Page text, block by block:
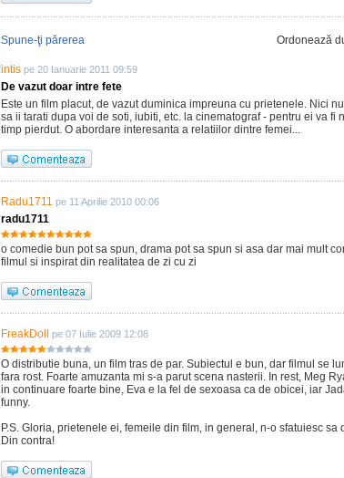
Spune-ţi părerea Ordonează
intis pe 20 Ianuarie 2011 09:59
De vazut doar intre fete
Este un film placut, de vazut duminica impreuna cu prietenele. Nici
sa ii tarati dupa voi de soti, iubiti, etc. la cinematograf - pentru ei va fi
timp pierdut. O abordare interesanta a relatiilor dintre femei...
Radu1711 pe 11 Aprilie 2010 00:06
radu1711
o comedie bun pot sa spun, drama pot sa spun si asa dar mai mult
filmul si inspirat din realitatea de zi cu zi
FreakDoll pe 07 Iulie 2009 12:08
O distributie buna, un film tras de par. Subiectul e bun, dar filmul se
fara rost. Foarte amuzanta mi s-a parut scena nasterii. In rest, Meg
in continuare foarte bine, Eva e la fel de sexoasa ca de obicei, iar
funny.
P.S. Gloria, prietenele ei, femeile din film, in general, n-o sfatuiesc sa
Din contra!